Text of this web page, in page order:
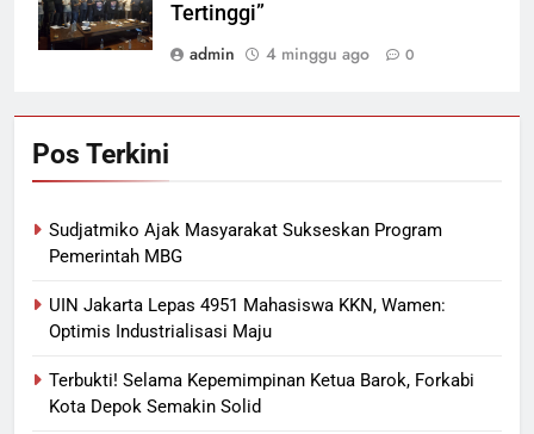
Tertinggi”
admin
4 minggu ago 0
Pos Terkini
Sudjatmiko Ajak Masyarakat Sukseskan Program
Pemerintah MBG
UIN Jakarta Lepas 4951 Mahasiswa KKN, Wamen:
Optimis Industrialisasi Maju
Terbukti! Selama Kepemimpinan Ketua Barok, Forkabi
Kota Depok Semakin Solid